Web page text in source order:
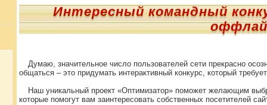
Интересный командный
Думаю, значительное число пользователей сети прекрасно
общаться – это придумать интерактивный конкурс, который
Наш уникальный проект «Оптимизатор» поможет желающим
которые помогут вам заинтересовать собственных посетителей